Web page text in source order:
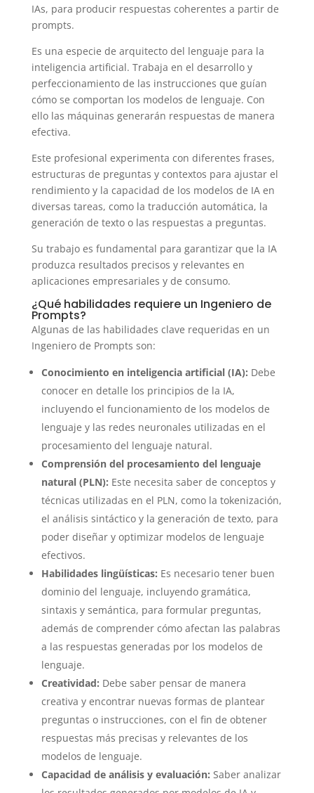
IAs, para producir respuestas coherentes a partir de
prompts.
Es una especie de arquitecto del lenguaje para la
inteligencia artificial. Trabaja en el desarrollo y
perfeccionamiento de las instrucciones que guían
cómo se comportan los modelos de lenguaje. Con
ello las máquinas generarán respuestas de manera
efectiva.
Este profesional experimenta con diferentes frases,
estructuras de preguntas y contextos para ajustar el
rendimiento y la capacidad de los modelos de IA en
diversas tareas, como la traducción automática, la
generación de texto o las respuestas a preguntas.
Su trabajo es fundamental para garantizar que la IA
produzca resultados precisos y relevantes en
aplicaciones empresariales y de consumo.
¿Qué habilidades requiere un Ingeniero de
Prompts?
Algunas de las habilidades clave requeridas en un
Ingeniero de Prompts son:
Conocimiento en inteligencia artificial (IA): Debe
conocer en detalle los principios de la IA,
incluyendo el funcionamiento de los modelos de
lenguaje y las redes neuronales utilizadas en el
procesamiento del lenguaje natural.
Comprensión del procesamiento del lenguaje
natural (PLN): Este necesita saber de conceptos y
técnicas utilizadas en el PLN, como la tokenización,
el análisis sintáctico y la generación de texto, para
poder diseñar y optimizar modelos de lenguaje
efectivos.
Habilidades lingüísticas: Es necesario tener buen
dominio del lenguaje, incluyendo gramática,
sintaxis y semántica, para formular preguntas,
además de comprender cómo afectan las palabras
a las respuestas generadas por los modelos de
lenguaje.
Creatividad: Debe saber pensar de manera
creativa y encontrar nuevas formas de plantear
preguntas o instrucciones, con el fin de obtener
respuestas más precisas y relevantes de los
modelos de lenguaje.
Capacidad de análisis y evaluación: Saber analizar